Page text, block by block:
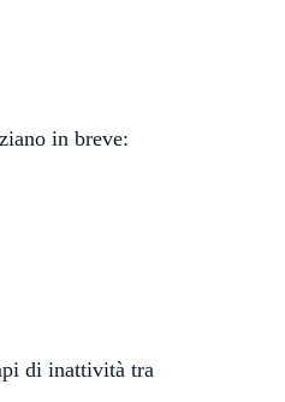
in breve:
di inattività tra